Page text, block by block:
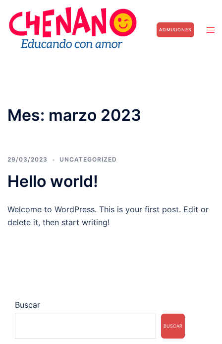
contenido
ADMISIONES
Mes: marzo 2023
29/03/2023 UNCATEGORIZED
Hello world!
Welcome to WordPress. This is your first post. Edit or
delete it, then start writing!
Buscar
BUSCAR